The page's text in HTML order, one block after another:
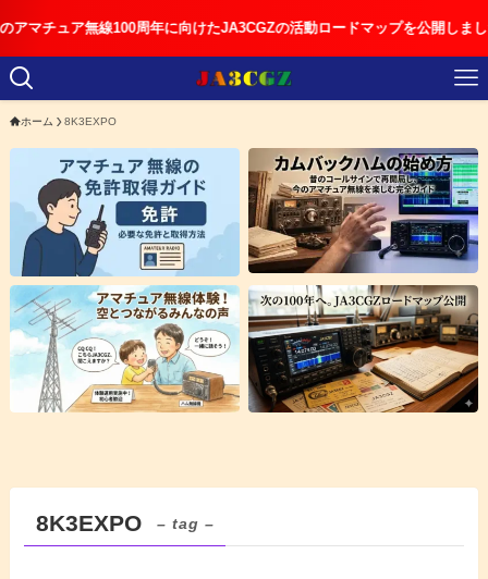
ュア無線100周年に向けたJA3CGZの活動ロードマップを公開しました
ホーム 8K3EXPO
8K3EXPO – tag –